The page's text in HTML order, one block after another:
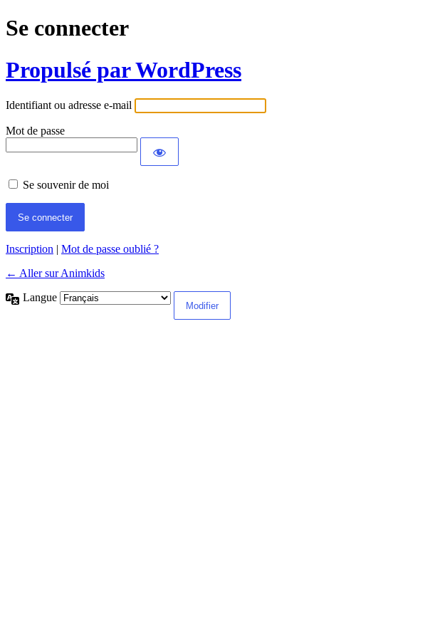
Se connecter
Propulsé par WordPress
Identifiant ou adresse e-mail
Mot de passe
Se souvenir de moi
Inscription | Mot de passe oublié ?
← Aller sur Animkids
Langue